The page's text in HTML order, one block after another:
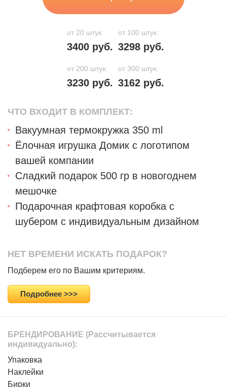
от 20 штук: от 100 штук:
3400 руб. 3298 руб.
от 200 штук: от 300 штук:
3230 руб. 3162 руб.
ЧТО ВХОДИТ В КОМПЛЕКТ:
Вакуумная термокружка 350 ml
Ёлочная игрушка Домик c логотипом
вашей компании
Сладкий подарок 500 гр в новогоднем
мешочке
Подарочная крафтовая коробка с
шубером с индивидуальным дизайном
НЕТ ВРЕМЕНИ ИСКАТЬ ПОДАРОК?
Подберем его по Вашим критериям.
Подробнее >>>
БРЕНДИРОВАНИЕ (Рассчитывается
индивидуально):
Упаковка
Наклейки
Бирки